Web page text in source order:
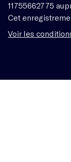
11755662775
Cet
Voir les